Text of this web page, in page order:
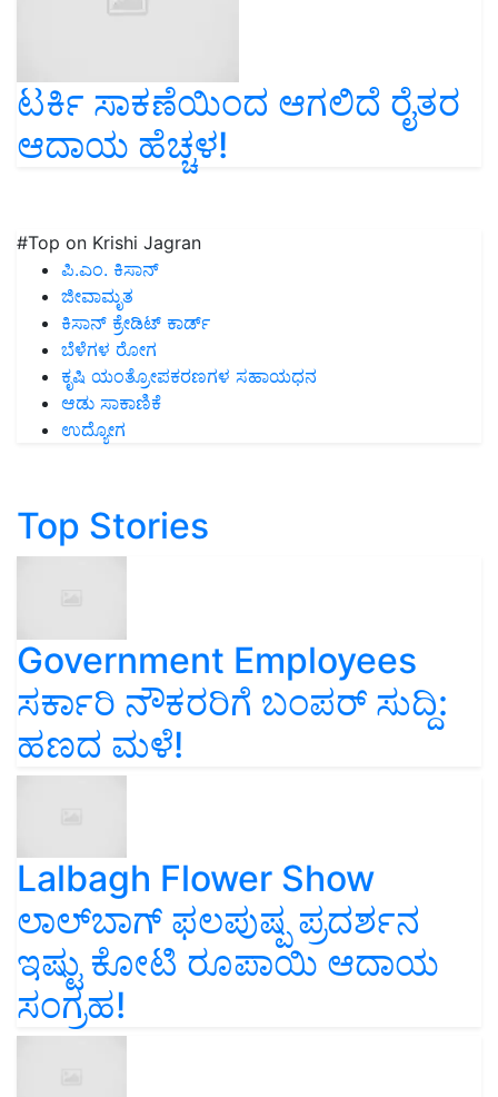
ಟರ್ಕಿ ಸಾಕಣೆಯಿಂದ ಆಗಲಿದೆ ರೈತರ
ಆದಾಯ ಹೆಚ್ಚಳ!
#Top on Krishi Jagran
ಪಿ.ಎಂ. ಕಿಸಾನ್
ಜೀವಾಮೃತ
ಕಿಸಾನ್ ಕ್ರೇಡಿಟ್ ಕಾರ್ಡ್
ಬೆಳೆಗಳ ರೋಗ
ಕೃಷಿ ಯಂತ್ರೋಪಕರಣಗಳ ಸಹಾಯಧನ
ಆಡು ಸಾಕಾಣಿಕೆ
ಉದ್ಯೋಗ
Top Stories
Government Employees
ಸರ್ಕಾರಿ ನೌಕರರಿಗೆ ಬಂಪರ್‌ ಸುದ್ದಿ:
ಹಣದ ಮಳೆ!
Lalbagh Flower Show
ಲಾಲ್‌ಬಾಗ್ ಫಲಪುಷ್ಪ ಪ್ರದರ್ಶನ
ಇಷ್ಟು ಕೋಟಿ ರೂಪಾಯಿ ಆದಾಯ
ಸಂಗ್ರಹ!